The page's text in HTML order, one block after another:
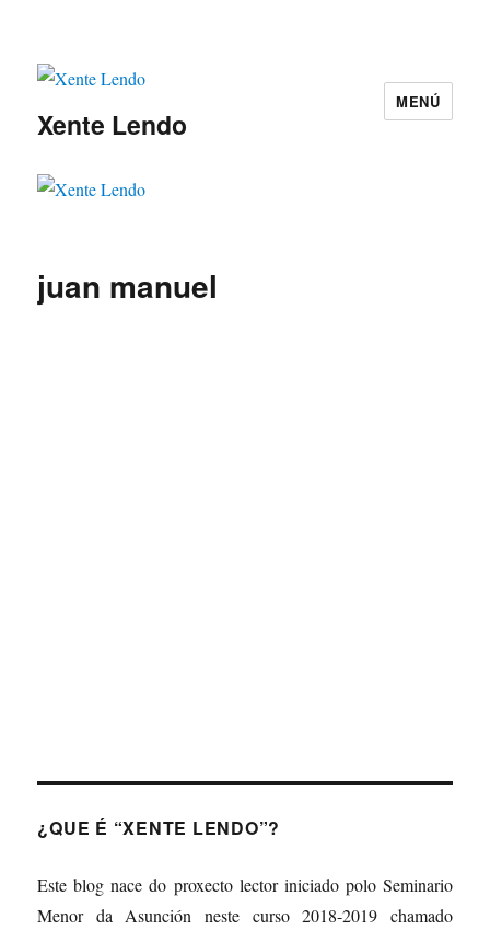
Xente Lendo
MENÚ
juan manuel
¿QUE É “XENTE LENDO”?
Este blog nace do proxecto lector iniciado polo Seminario
Menor da Asunción neste curso 2018-2019 chamado